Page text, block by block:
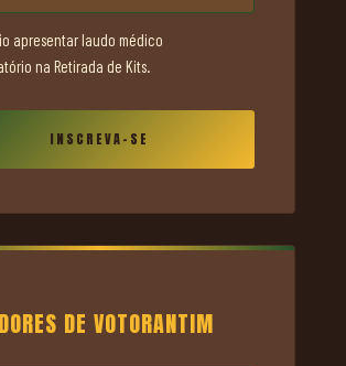
apresentar laudo médico
na Retirada de Kits.
INSCREVA-SE
DE VOTORANTIM